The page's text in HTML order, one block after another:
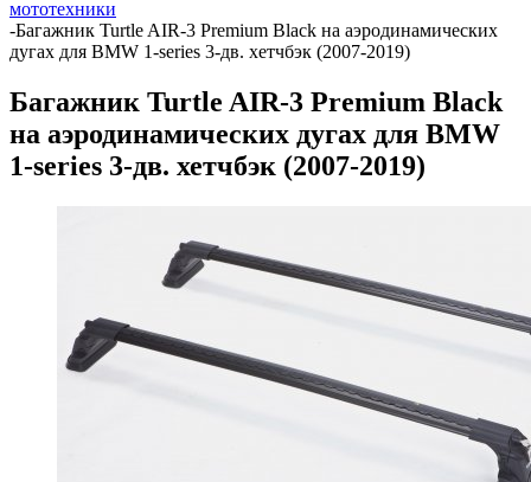
мототехники
-Багажник Turtle AIR-3 Premium Black на аэродинамических
дугах для BMW 1-series 3-дв. хетчбэк (2007-2019)
Багажник Turtle AIR-3 Premium Black
на аэродинамических дугах для BMW
1-series 3-дв. хетчбэк (2007-2019)